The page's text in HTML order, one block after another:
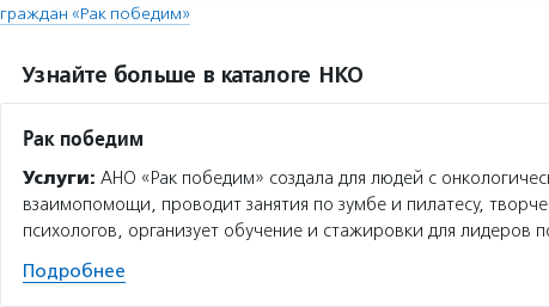
граждан «Рак победим»
Узнайте больше в каталоге НКО
Рак победим
Услуги: АНО «Рак победим» создала для людей с
взаимопомощи, проводит занятия по зумбе и пилатесу,
психологов, организует обучение и стажировки для
Подробнее